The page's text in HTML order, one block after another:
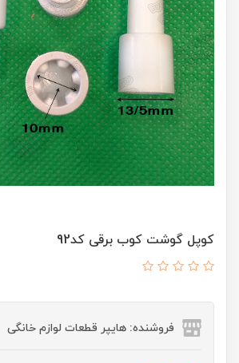
کوپل گوشت کوب برقی کد92
فروشنده: هایپر قطعات لوازم خانگی